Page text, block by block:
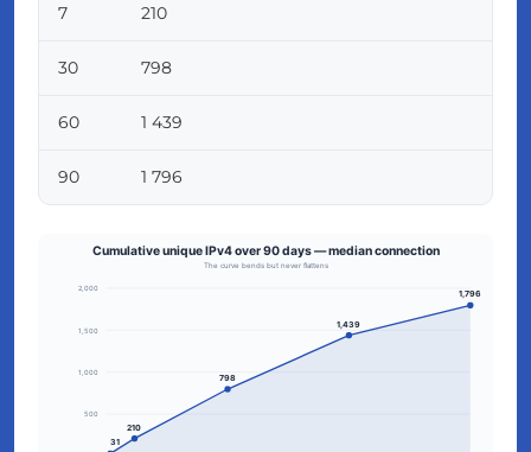
7 210
30 798
60 1 439
90 1 796